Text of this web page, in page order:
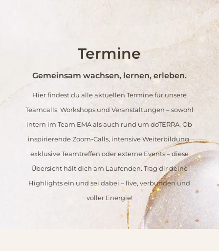
Termine
Gemeinsam wachsen, lernen, erleben.
Hier findest du alle aktuellen Termine für unsere
Teamcalls, Workshops und Veranstaltungen – sowohl
intern im Team EMA als auch rund um doTERRA. Ob
inspirierende Zoom-Calls, intensive Weiterbildung,
exklusive Teamtreffen oder externe Events – diese
Übersicht hält dich am Laufenden. Trag dir deine
Highlights ein und sei dabei – live, verbunden und
voller Energie!